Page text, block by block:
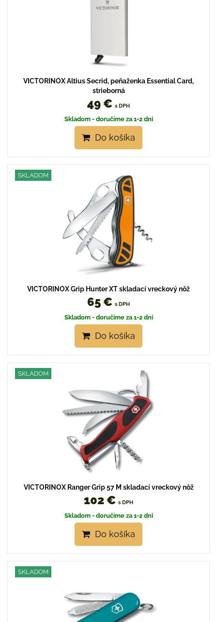
VICTORINOX Altius Secrid, peňaženka Essential Card,
strieborná
49 € s DPH
Skladom - doručíme za 1-2 dni
Do košíka
SKLADOM
VICTORINOX Grip Hunter XT skladací vreckový nôž
65 € s DPH
Skladom - doručíme za 1-2 dni
Do košíka
SKLADOM
VICTORINOX Ranger Grip 57 M skladací vreckový nôž
102 € s DPH
Skladom - doručíme za 1-2 dni
Do košíka
SKLADOM